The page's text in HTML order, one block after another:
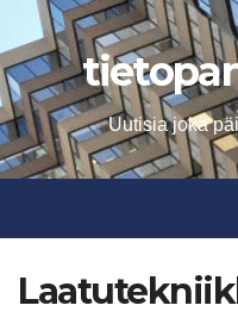
to
content
Uutisia joka